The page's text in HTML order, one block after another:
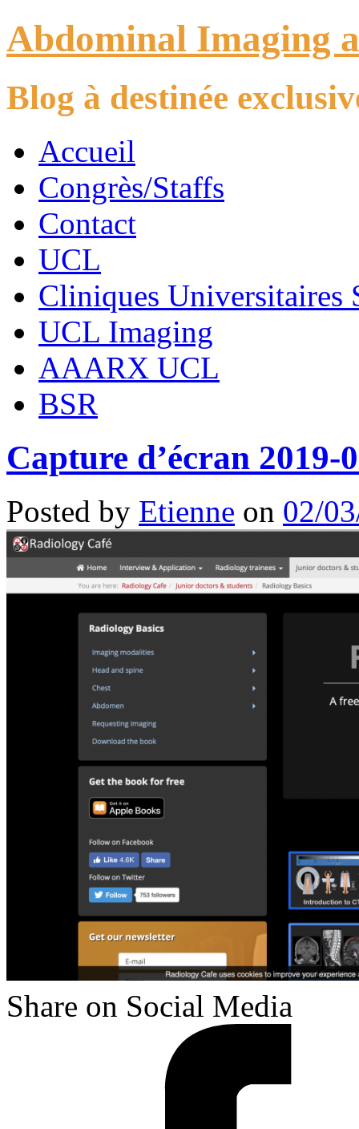
Abdominal Imaging
Blog à destinée
Accueil
Congrès/Staffs
Contact
UCL
Cliniques Universitaires
UCL Imaging
AAARX UCL
BSR
Capture d’écran 2019-
Posted by Etienne on 02/
Share on Social Media